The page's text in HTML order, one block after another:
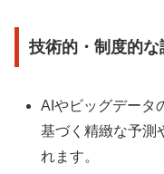
技術的・制度的な
AIやビッグデータ
基づく精緻な予測
れます。